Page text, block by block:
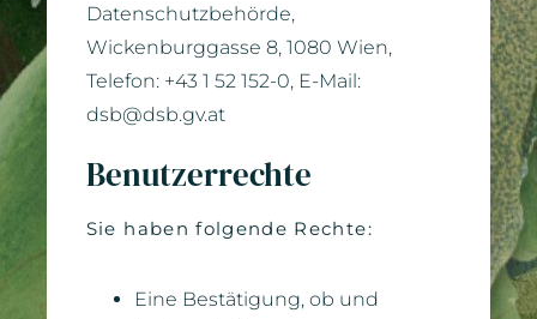
Datenschutzbehörde,
Wickenburggasse 8, 1080 Wien,
Telefon: +43 1 52 152-0, E-Mail:
dsb@dsb.gv.at
Benutzerrechte
Sie haben folgende Rechte:
Eine Bestätigung, ob und